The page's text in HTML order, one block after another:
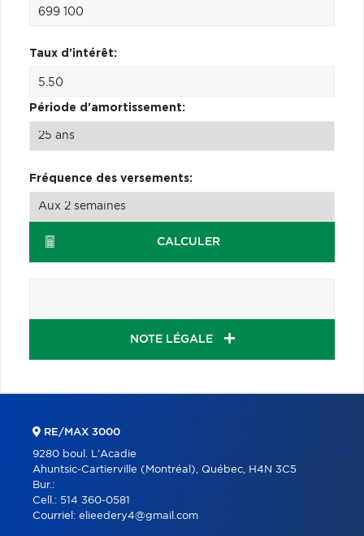
Taux d'intérêt:
Période d'amortissement:
Fréquence des versements:
CALCULER
NOTE LÉGALE
RE/MAX 3000
9280 boul. L'Acadie
Ahuntsic-Cartierville (Montréal), Québec, H4N 3C5
Bur.:
Cell.: 514 360-0581
Courriel: elieedery4@gmail.com